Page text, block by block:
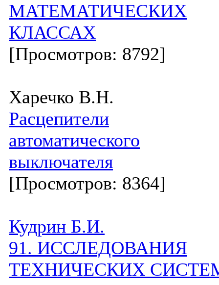
МАТЕМАТИЧЕСКИХ
КЛАССАХ
[Просмотров: 8792]
Харечко В.Н.
Расцепители
автоматического
выключателя
[Просмотров: 8364]
Кудрин Б.И.
91. ИССЛЕДОВАНИЯ
ТЕХНИЧЕСКИХ